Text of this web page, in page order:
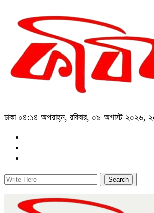
ঢাকা ০৪:১৪ অপরাহ্ন, রবিবার, ০৯ অগাস্ট ২০২৬, ২৫